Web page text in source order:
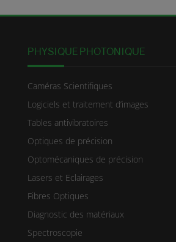
PHYSIQUE PHOTONIQUE
Caméras Scientifiques
Logiciels et traitement d’images
Tables antivibratoires
Optiques de précision
Optomécaniques de précision
Lasers et Eclairages
Fibres Optiques
Diagnostic des matériaux
Spectroscopie